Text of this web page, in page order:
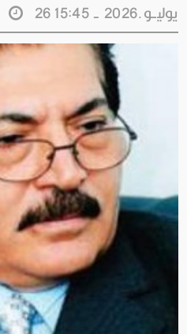
26 يوليــو.2026 - 15:45